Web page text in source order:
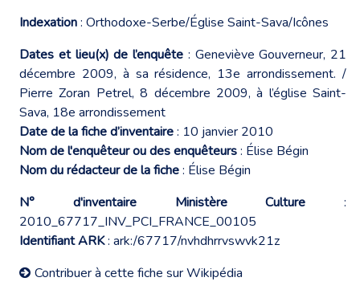
Indexation: Orthodoxe-Serbe/Église Saint-Sava/Icônes
Dates et lieu(x) de l’enquête : Geneviève Gouverneur, 21
décembre 2009, à sa résidence, 13e arrondissement. /
Pierre Zoran Petrel, 8 décembre 2009, à l’église Saint-
Sava, 18e arrondissement
Date de la fiche d’inventaire: 10 janvier 2010
Nom de l'enquêteur ou des enquêteurs: Élise Bégin
Nom du rédacteur de la fiche: Élise Bégin
N° d'inventaire Ministère Culture :
2010_67717_INV_PCI_FRANCE_00105
Identifiant ARK: ark:/67717/nvhdhrrvswvk21z
Contribuer à cette fiche sur Wikipédia